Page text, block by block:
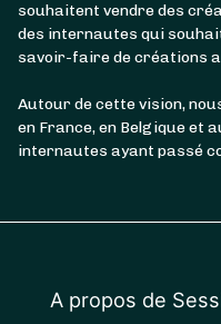
souhaitent vendre des
des internautes qui
savoir-faire de créations
Autour de cette vision,
en France, en Belgique et
internautes ayant passé
A propos de